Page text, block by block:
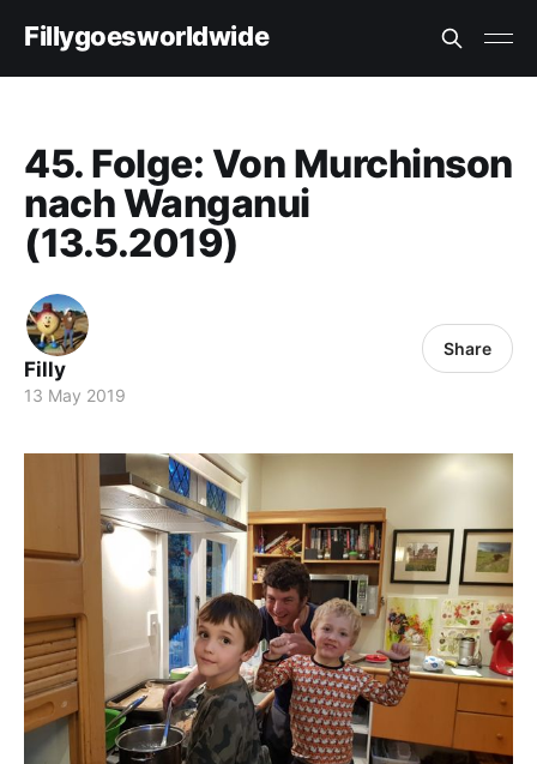
Fillygoesworldwide
45. Folge: Von Murchinson
nach Wanganui
(13.5.2019)
Filly
13 May 2019
Share